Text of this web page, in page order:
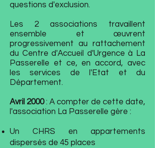
questions d'exclusion.
Les 2 associations travaillent
ensemble et œuvrent
progressivement au rattachement
du Centre d'Accueil d'Urgence à La
Passerelle et ce, en accord, avec
les services de l'Etat et du
Département.
Avril 2000: A compter de cette date,
l'association La Passerelle gère :
Un CHRS en appartements
dispersés de 45 places